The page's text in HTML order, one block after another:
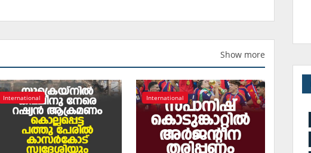
Show more
International International